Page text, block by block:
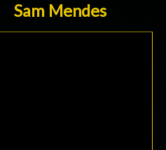
Sam Mendes